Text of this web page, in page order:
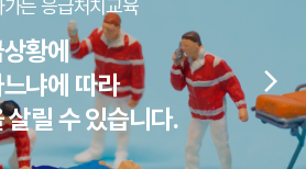
가는 응급처치교육
황에
냐에 따라
살릴 수 있습니다.
arrow_forward_ios